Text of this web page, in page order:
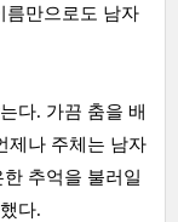
름만으로도 남자
다. 가끔 춤을 배
제나 주체는 남자
추억을 불러일
다.